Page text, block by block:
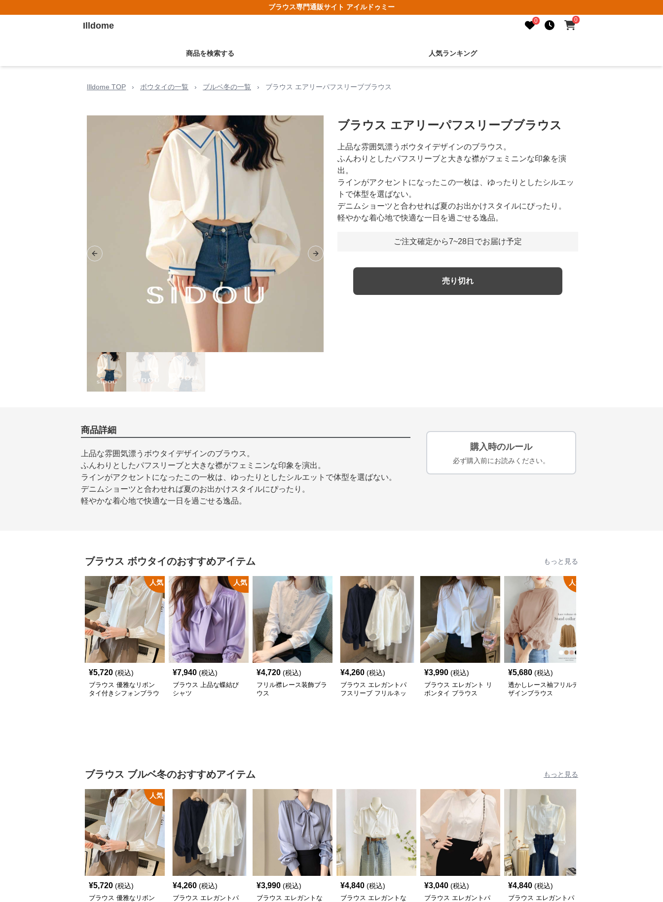
ブラウス専門通販サイト アイルドゥミー
Illdome 0 0
商品を検索する 人気ランキング
Illdome TOP › ボウタイの一覧 › ブルベ冬の一覧 › ブラウス エアリーパフスリーブブラウス
Previous slide Next slide
ブラウス エアリーパフスリーブブラウス
上品な雰囲気漂うボウタイデザインのブラウス。
ふんわりとしたパフスリーブと大きな襟がフェミニンな印象を演
出。
ラインがアクセントになったこの一枚は、ゆったりとしたシルエッ
トで体型を選ばない。
デニムショーツと合わせれば夏のお出かけスタイルにぴったり。
軽やかな着心地で快適な一日を過ごせる逸品。
ご注文確定から7~28日でお届け予定
売り切れ
商品詳細
上品な雰囲気漂うボウタイデザインのブラウス。
ふんわりとしたパフスリーブと大きな襟がフェミニンな印象を演出。
ラインがアクセントになったこの一枚は、ゆったりとしたシルエットで体型を選ばない。
デニムショーツと合わせれば夏のお出かけスタイルにぴったり。
軽やかな着心地で快適な一日を過ごせる逸品。
購入時のルール
必ず購入前にお読みください。
ブラウス ボウタイのおすすめアイテム もっと見る
人気
¥5,720 (税込)
ブラウス 優雅なリボン
タイ付きシフォンブラウ
人気
¥7,940 (税込)
ブラウス 上品な蝶結び
シャツ
¥4,720 (税込)
フリル襟レース装飾ブラ
ウス
¥4,260 (税込)
ブラウス エレガントパ
フスリーブ フリルネッ
¥3,990 (税込)
ブラウス エレガント リ
ボンタイ ブラウス
人気
¥5,680 (税込)
透かしレース袖フリルデ
ザインブラウス
ブラウス ブルベ冬のおすすめアイテム もっと見る
人気
¥5,720 (税込)
ブラウス 優雅なリボン
¥4,260 (税込)
ブラウス エレガントパ
¥3,990 (税込)
ブラウス エレガントな
¥4,840 (税込)
ブラウス エレガントな
¥3,040 (税込)
ブラウス エレガントパ
¥4,840 (税込)
ブラウス エレガントパ